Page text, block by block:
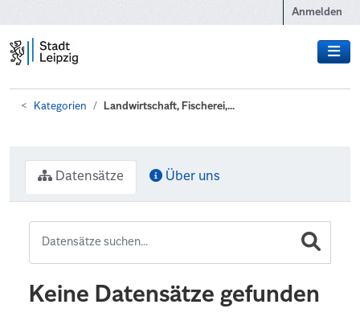
Anmelden
Kategorien Landwirtschaft, Fischerei,...
Datensätze Über uns
Keine Datensätze gefunden